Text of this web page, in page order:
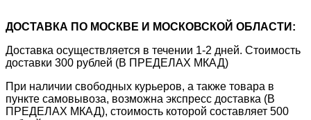
ДОСТАВКА ПО МОСКВЕ И МОСКОВСКОЙ ОБЛАСТИ:
Доставка осуществляется в течении 1-2 дней. Стоимость
доставки 300 рублей (В ПРЕДЕЛАХ МКАД)
При наличии свободных курьеров, а также товара в
пункте самовывоза, возможна экспресс доставка (В
ПРЕДЕЛАХ МКАД), стоимость которой составляет 500